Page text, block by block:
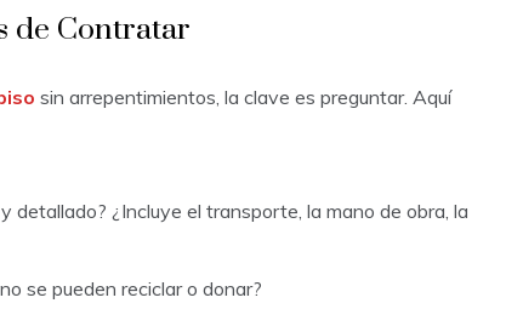
de Contratar
sin arrepentimientos, la clave es preguntar. Aquí
detallado? ¿Incluye el transporte, la mano de obra, la
se pueden reciclar o donar?